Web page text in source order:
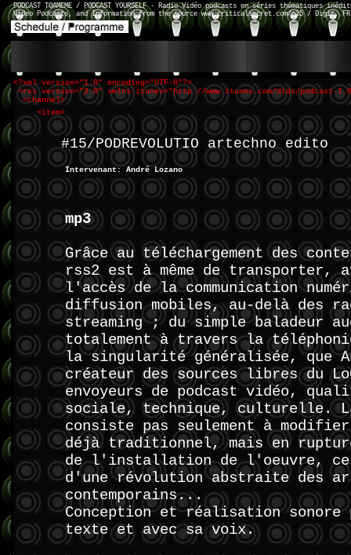
PODCAST TOAMEME / PODCAST YOURSELF - Radio Vidéo podcasts en séries
Video Podcasts, and Information from the source www.criticalsecret.com/n15 / Digit.
<?xml version="1.0" encoding="UTF-8"?>
<rss version="2.0" xmlns:itunes="http://www.itunes.com/dtds/podcast-
<channel>
<item>
#15/PODREVOLUTIO artechno edito
Intervenant: André Lozano
mp3
Grâce au téléchargement des
rss2 est à même de transporter,
l'accès de la communication
diffusion mobiles, au-delà des
streaming ; du simple baladeur
totalement à travers la
la singularité généralisée, que
créateur des sources libres du
envoyeurs de podcast vidéo,
sociale, technique, culturelle. La
consiste pas seulement à
déjà traditionnel, mais en
de l'installation de l'oeuvre, ce
d'une révolution abstraite des
contemporains...
Conception et réalisation sonore
texte et avec sa voix.